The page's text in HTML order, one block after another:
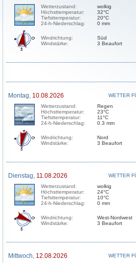
Wetterzustand:
Höchsttemperatur:
Tiefsttemperatur:
24-h-Niederschlag:
wolkig
32°C
20°C
0 mm
Windrichtung:
Windstärke:
Süd
3 Beaufort
Montag, 10.08.2026
WETTER
Wetterzustand:
Höchsttemperatur:
Tiefsttemperatur:
24-h-Niederschlag:
Regen
23°C
11°C
0.3 mm
Windrichtung:
Windstärke:
Nord
3 Beaufort
Dienstag, 11.08.2026
WETTER
Wetterzustand:
Höchsttemperatur:
Tiefsttemperatur:
24-h-Niederschlag:
wolkig
24°C
10°C
0 mm
Windrichtung:
Windstärke:
West-Nordwest
3 Beaufort
Mittwoch, 12.08.2026
WETTER